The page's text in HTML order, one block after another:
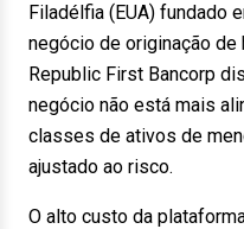
Filadélfia (EUA) fundado
negócio de originação de
Republic First Bancorp
negócio não está mais
classes de ativos de
ajustado ao risco.
O alto custo da